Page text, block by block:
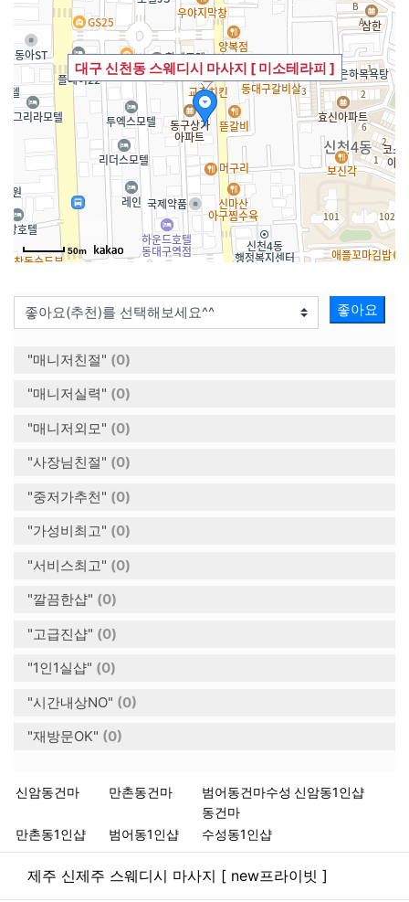
대구 신천동 스웨디시 마사지 [ 미소테라피 ]
50m
좋아요
"매니저친절" (0)
"매니저실력" (0)
"매니저외모" (0)
"사장님친절" (0)
"중저가추천" (0)
"가성비최고" (0)
"서비스최고" (0)
"깔끔한샵" (0)
"고급진샵" (0)
"1인1실샵" (0)
"시간내상NO" (0)
"재방문OK" (0)
신암동건마 만촌동건마
범어동건마수성
동건마
신암동1인샵
만촌동1인샵 범어동1인샵 수성동1인샵
키워드
관련자료
제주 신제주 스웨디시 마사지 [ new프라이빗 ]